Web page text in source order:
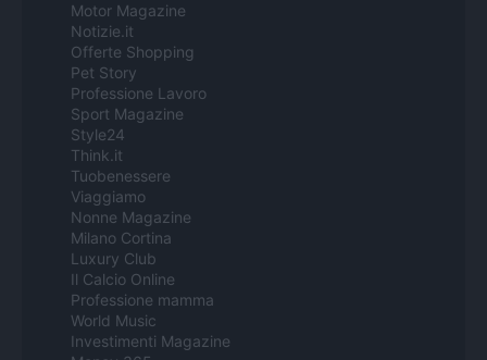
Motor Magazine
Notizie.it
Offerte Shopping
Pet Story
Professione Lavoro
Sport Magazine
Style24
Think.it
Tuobenessere
Viaggiamo
Nonne Magazine
Milano Cortina
Luxury Club
Il Calcio Online
Professione mamma
World Music
Investimenti Magazine